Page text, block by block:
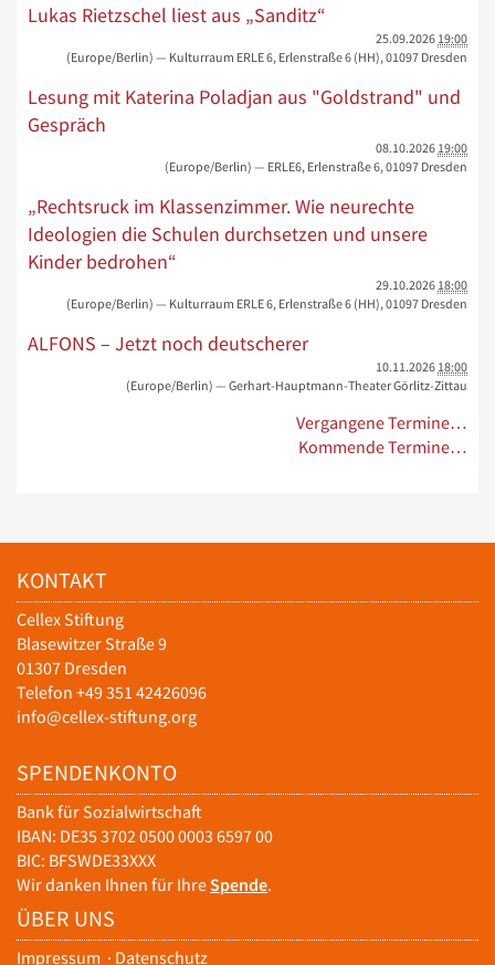
Lukas Rietzschel liest aus „Sanditz“
25.09.2026 19:00
(Europe/Berlin) — Kulturraum ERLE 6, Erlenstraße 6 (HH), 01097 Dresden
Lesung mit Katerina Poladjan aus "Goldstrand" und
Gespräch
08.10.2026 19:00
(Europe/Berlin) — ERLE6, Erlenstraße 6, 01097 Dresden
„Rechtsruck im Klassenzimmer. Wie neurechte
Ideologien die Schulen durchsetzen und unsere
Kinder bedrohen“
29.10.2026 18:00
(Europe/Berlin) — Kulturraum ERLE 6, Erlenstraße 6 (HH), 01097 Dresden
ALFONS – Jetzt noch deutscherer
10.11.2026 18:00
(Europe/Berlin) — Gerhart-Hauptmann-Theater Görlitz-Zittau
Vergangene Termine…
Kommende Termine…
KONTAKT
Cellex Stiftung
Blasewitzer Straße 9
01307 Dresden
Telefon +49 351 42426096
info@cellex-stiftung.org
SPENDENKONTO
Bank für Sozialwirtschaft
IBAN: DE35 3702 0500 0003 6597 00
BIC: BFSWDE33XXX
Wir danken Ihnen für IhreSpende.
ÜBER UNS
Impressum · Datenschutz